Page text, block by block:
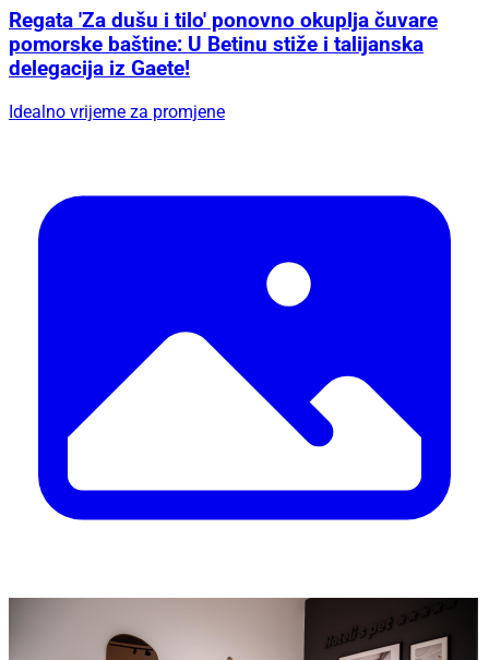
Regata 'Za dušu i tilo' ponovno okuplja čuvare
pomorske baštine: U Betinu stiže i talijanska
delegacija iz Gaete!
Idealno vrijeme za promjene